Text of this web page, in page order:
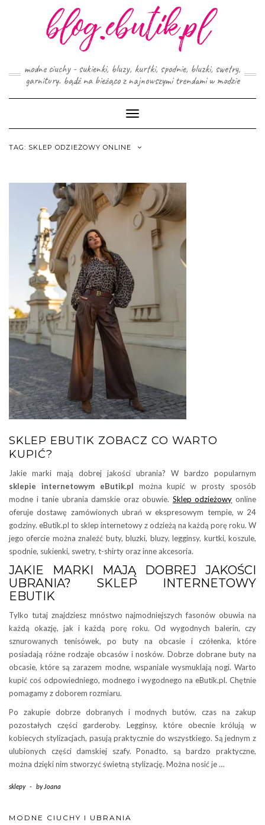
modne ciuchy - sukienki, bluzy, kurtki, spodnie, bluzki, swetry,
garnitury. bądź na bieżąco z najnowszymi trendami w modzie
Toggle
Navigation
TAG: SKLEP ODZIEŻOWY ONLINE
SKLEP EBUTIK ZOBACZ CO WARTO
KUPIĆ?
Jakie marki mają dobrej jakości ubrania? W bardzo popularnym
sklepie internetowym eButik.pl można kupić w prosty sposób
modne i tanie ubrania damskie oraz obuwie. Sklep odzieżowy online
oferuje dostawę zamówionych ubrań w ekspresowym tempie, w 24
godziny. eButik.pl to sklep internetowy z odzieżą na każdą porę roku. W
jego ofercie można znaleźć buty, bluzki, bluzy, legginsy, kurtki, koszule,
spodnie, sukienki, swetry, t-shirty oraz inne akcesoria.
JAKIE MARKI MAJĄ DOBREJ JAKOŚCI
UBRANIA? SKLEP INTERNETOWY
EBUTIK
Tylko tutaj znajdziesz mnóstwo najmodniejszych fasonów obuwia na
każdą okazję, jak i każdą porę roku. Od wygodnych balerin, czy
sznurowanych tenisówek, po buty na obcasie i czółenka, które
posiadają różne rodzaje obcasów i nosków. Dobrze dobrane buty na
obcasie, które są zarazem modne, wspaniale wysmuklają nogi. Warto
kupić coś odpowiedniego, modnego i wygodnego na eButik.pl. Chętnie
pomagamy z doborem rozmiaru.
Po zakupie dobrze dobranych i modnych butów, czas na zakup
pozostałych części garderoby. Legginsy, które obecnie królują w
kobiecych stylizacjach, pasują praktycznie do wszystkiego. Są jednym z
ulubionych części damskiej szafy. Ponadto, są bardzo praktyczne,
można dzięki nim stworzyć świetną stylizację. Można nosić je …
sklepy - by Joana
MODNE CIUCHY I UBRANIA